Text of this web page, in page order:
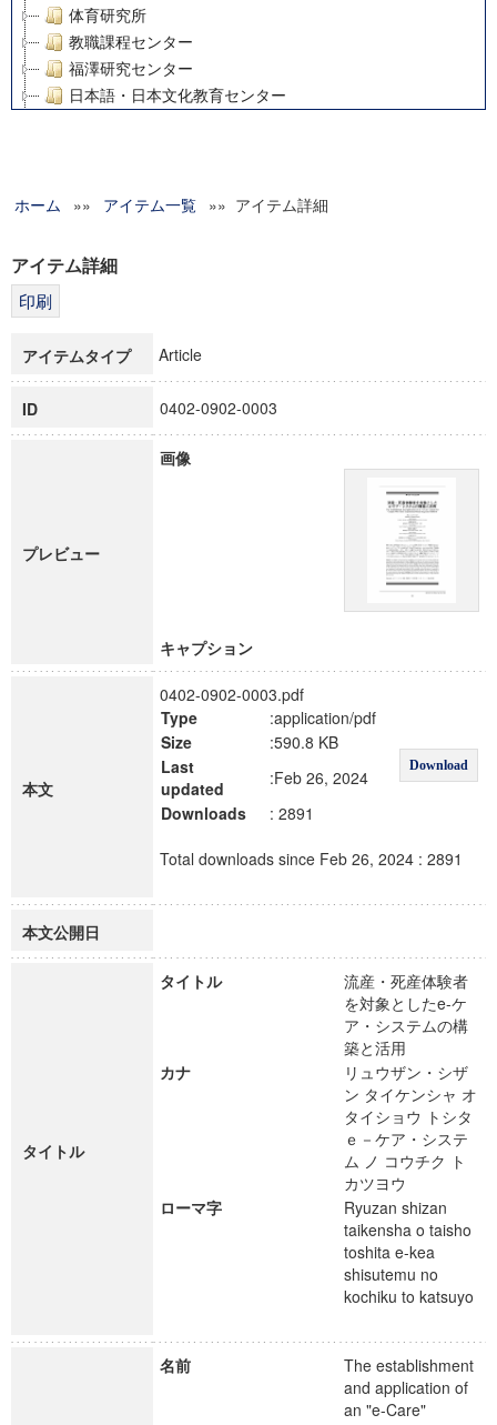
体育研究所
教職課程センター
福澤研究センター
日本語・日本文化教育センター
グローバルリサーチインスティテュート
科学研究費補助金研究成果報告書
博士課程教育リーディングプログラム「超成熟社会発展のサ
ホーム »» アイテム一覧 »» アイテム詳細
アイテム詳細
アイテムタイプ Article
ID 0402-0902-0003
プレビュー
画像
キャプション
本文
0402-0902-0003.pdf
Type
:application/pdf
Download
Size
:590.8 KB
Last
updated
:Feb 26, 2024
Downloads
: 2891
Total downloads since Feb 26, 2024 : 2891
本文公開日
タイトル
タイトル
流産・死産体験者
を対象としたe-ケ
ア・システムの構
築と活用
カナ
リュウザン・シザ
ン タイケンシャ オ
タイショウ トシタ
ｅ－ケア・システ
ム ノ コウチク ト
カツヨウ
ローマ字
Ryuzan shizan
taikensha o taisho
toshita e-kea
shisutemu no
kochiku to katsuyo
名前
The establishment
and application of
an "e-Care"